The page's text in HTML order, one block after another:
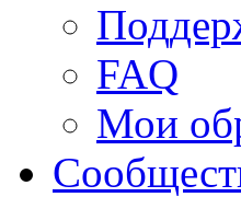
FAQ
Мои